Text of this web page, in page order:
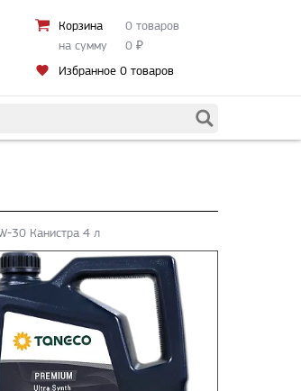
Корзина
0 товаров
на сумму
0 ₽
Избранное0 товаров
30 Канистра 4 л